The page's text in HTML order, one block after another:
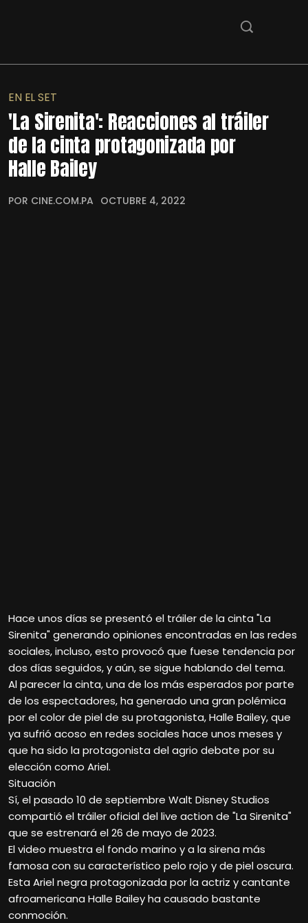
EN EL SET
'La Sirenita': Reacciones al tráiler
de la cinta protagonizada por
Halle Bailey
POR CINE.COM.PA OCTUBRE 4, 2022
Hace unos días se presentó el tráiler de la cinta "La
Sirenita" generando opiniones encontradas en las redes
sociales, incluso, esto provocó que fuese tendencia por
dos días seguidos, y aún, se sigue hablando del tema.
Al parecer la cinta, una de los más esperados por parte
de los espectadores, ha generado una gran polémica
por el color de piel de su protagonista, Halle Bailey, que
ya sufrió acoso en redes sociales hace unos meses y
que ha sido la protagonista del agrio debate por su
elección como Ariel.
Situación
Sí, el pasado 10 de septiembre Walt Disney Studios
compartió el tráiler oficial del live action de "La Sirenita"
que se estrenará el 26 de mayo de 2023.
El video muestra el fondo marino y a la sirena más
famosa con su característico pelo rojo y de piel oscura.
Esta Ariel negra protagonizada por la actriz y cantante
afroamericana Halle Bailey ha causado bastante
conmoción.